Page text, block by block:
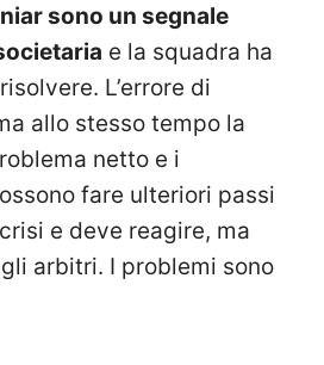
sono un segnale
e la squadra ha
L’errore di
allo stesso tempo la
netto e i
fare ulteriori passi
e deve reagire, ma
arbitri. I problemi sono